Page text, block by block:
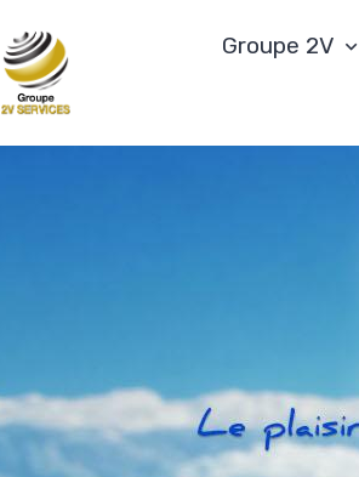
Groupe 2V